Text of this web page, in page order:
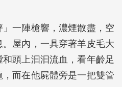
一陣槍響，濃煙散盡，空
屋內，一具穿著羊皮毛大
頭上汩汩流血，看年齡足
而在他屍體旁是一把雙管